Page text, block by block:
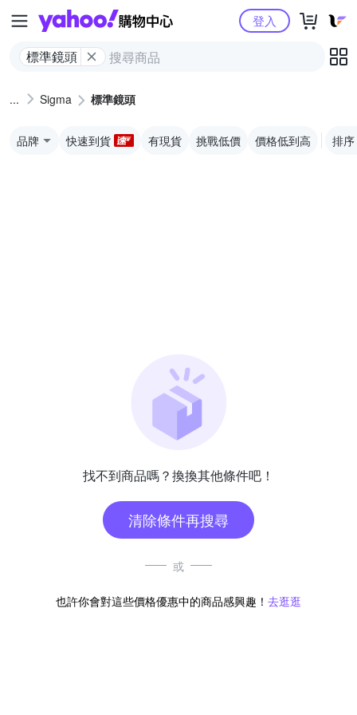
Yahoo購物中心
標準鏡頭
登入
Sigma 標準鏡頭
品牌 快速到貨 有現貨 挑戰低價 價格低到高 排序
找不到商品嗎？換換其他條件吧！
清除條件再搜尋
或
也許你會對這些價格優惠中的商品感興趣！ 去逛逛